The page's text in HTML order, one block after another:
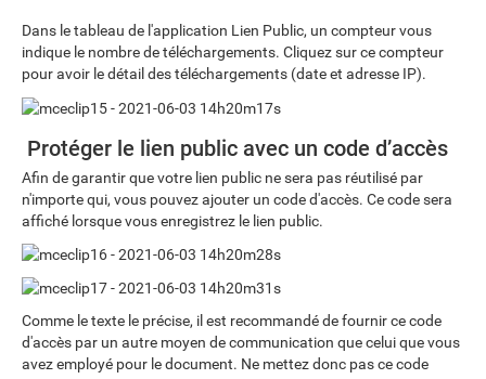
Dans le tableau de l'application Lien Public, un compteur vous
indique le nombre de téléchargements. Cliquez sur ce compteur
pour avoir le détail des téléchargements (date et adresse IP).
Protéger le lien public avec un code d’accès
Afin de garantir que votre lien public ne sera pas réutilisé par
n'importe qui, vous pouvez ajouter un code d'accès. Ce code sera
affiché lorsque vous enregistrez le lien public.
Comme le texte le précise, il est recommandé de fournir ce code
d'accès par un autre moyen de communication que celui que vous
avez employé pour le document. Ne mettez donc pas ce code